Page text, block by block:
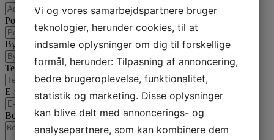
Postnummer
By
Telefon
E-mail
Besked *
Vi og vores samarbejdspartnere bruger
teknologier, herunder cookies, til at
indsamle oplysninger om dig til forskellige
formål, herunder: Tilpasning af annoncering,
bedre brugeroplevelse, funktionalitet,
statistik og marketing. Disse oplysninger
kan blive delt med annoncerings- og
analysepartnere, som kan kombinere dem